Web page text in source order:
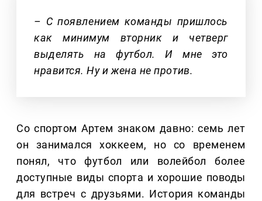
– С появлением команды пришлось
как минимум вторник и четверг
выделять на футбол. И мне это
нравится. Ну и жена не против.
Со спортом Артем знаком давно: семь лет
он занимался хоккеем, но со временем
понял, что футбол или волейбол более
доступные виды спорта и хорошие поводы
для встреч с друзьями. История команды